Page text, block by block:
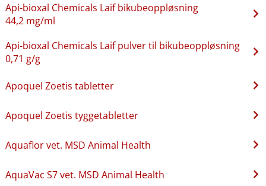
Api-bioxal Chemicals Laif bikubeoppløsning
44,2 mg/ml
Api-bioxal Chemicals Laif pulver til bikubeoppløsning
0,71 g/g
Apoquel Zoetis tabletter
Apoquel Zoetis tyggetabletter
Aquaflor vet. MSD Animal Health
AquaVac S7 vet. MSD Animal Health